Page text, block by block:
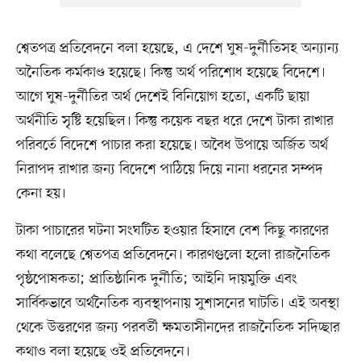
শ্বেতপত্র প্রতিবেদনে বলা হয়েছে, এ দেশে ঘুষ-দুর্নীতিসহ অন্যান্য
অনৈতিক কর্মকাণ্ড হয়েছে। কিন্তু অর্থ পরিশোধ হয়েছে বিদেশে।
আগে ঘুষ-দুর্নীতির অর্থ দেশেই বিনিয়োগ হতো, একটি ছায়া
অর্থনীতি সৃষ্টি হয়েছিল। কিন্তু কয়েক বছর ধরে দেশে টাকা রাখার
পরিবর্তে বিদেশে পাচার করা হয়েছে। অবৈধ উপায়ে অর্জিত অর্থ
নিরাপদ রাখার জন্য বিদেশে পাঠিয়ে দিয়ে নানা ধরনের সম্পদ
কেনা হয়।
টাকা পাচারের ঘটনা সংঘটিত হওয়ার হিসাবে বেশ কিছু কারণের
কথা বলেছে শ্বেতপত্র প্রতিবেদনে। কারণগুলো হলো রাজনৈতিক
পৃষ্ঠপোষকতা; প্রাতিষ্ঠানিক দুর্নীতি; আইনি দায়মুক্তি এবং
সার্বিকভাবে অর্থনৈতিক ব্যবস্থাপনায় সুশাসনের ঘাটতি। এই অবস্থা
থেকে উত্তরণের জন্য পরবর্তী ক্ষমতাসীনদের রাজনৈতিক সদিচ্ছার
কথাও বলা হয়েছে ওই প্রতিবেদনে।